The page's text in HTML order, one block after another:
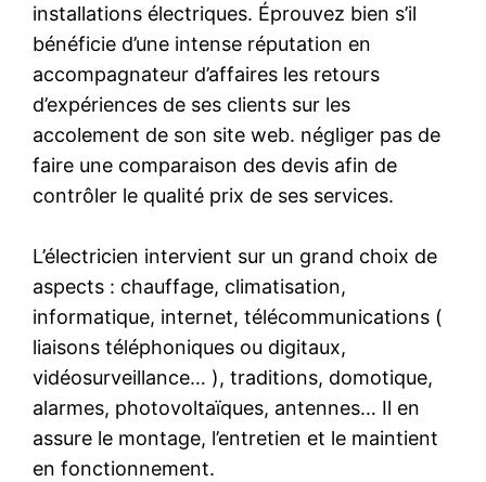
installations électriques. Éprouvez bien s’il
bénéficie d’une intense réputation en
accompagnateur d’affaires les retours
d’expériences de ses clients sur les
accolement de son site web. négliger pas de
faire une comparaison des devis afin de
contrôler le qualité prix de ses services.
L’électricien intervient sur un grand choix de
aspects : chauffage, climatisation,
informatique, internet, télécommunications (
liaisons téléphoniques ou digitaux,
vidéosurveillance… ), traditions, domotique,
alarmes, photovoltaïques, antennes… Il en
assure le montage, l’entretien et le maintient
en fonctionnement.